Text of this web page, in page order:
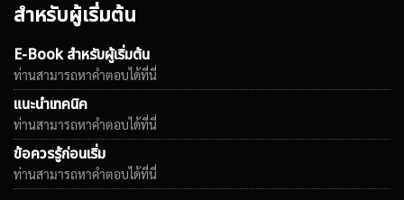
สำหรับผู้เริ่มต้น
E-Book สำหรับผู้เริ่มต้น
ท่านสามารถหาคำตอบได้ที่นี่
แนะนำเทคนิค
ท่านสามารถหาคำตอบได้ที่นี่
ข้อควรรู้ก่อนเริ่ม
ท่านสามารถหาคำตอบได้ที่นี่